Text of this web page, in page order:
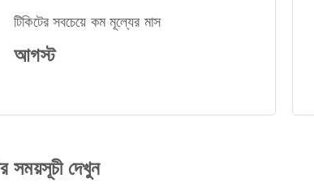
টিকিটের সবচেয়ে কম মূল্যের মাস
আগস্ট
দেখুন